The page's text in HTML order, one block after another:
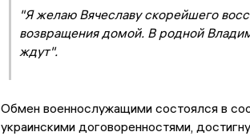
"Я желаю Вячеславу скорейшего
возвращения домой. В родной
ждут".
Обмен военнослужащими состоялся в
украинскими договоренностями,